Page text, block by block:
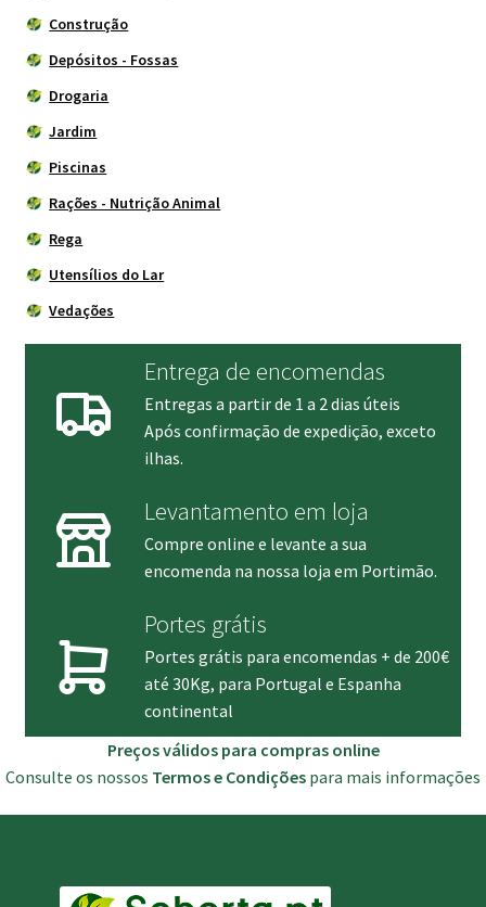
Construção
Depósitos - Fossas
Drogaria
Jardim
Piscinas
Rações - Nutrição Animal
Rega
Utensílios do Lar
Vedações
Entrega de encomendas
Entregas a partir de 1 a 2 dias úteis
Após confirmação de expedição, exceto
ilhas.
Levantamento em loja
Compre online e levante a sua
encomenda na nossa loja em Portimão.
Portes grátis
Portes grátis para encomendas + de 200€
até 30Kg, para Portugal e Espanha
continental
Preços válidos para compras online
Consulte os nossos Termos e Condições para mais informações